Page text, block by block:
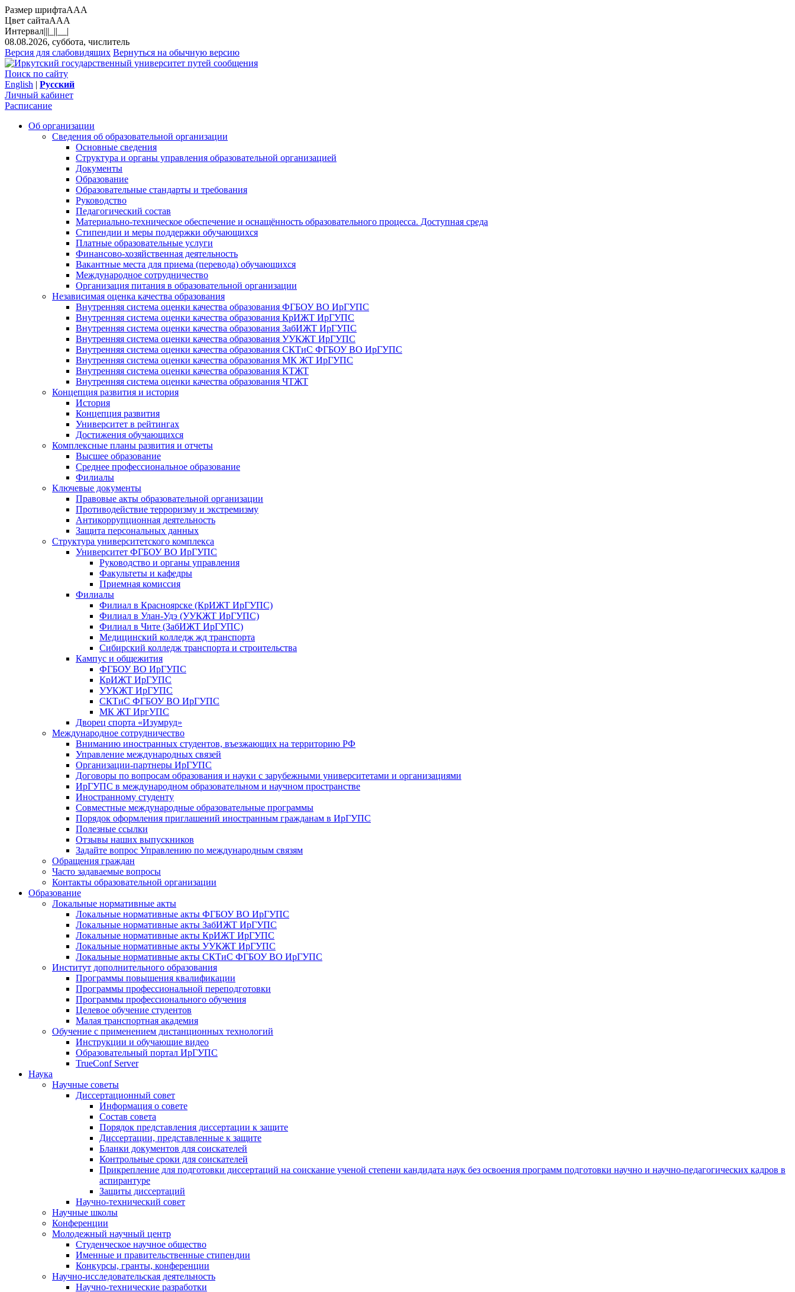
Размер шрифтаAAA
Цвет сайтаAAA
Интервал|||_||__|
08.08.2026, суббота, числитель
Версия для слабовидящих Вернуться на обычную версию
Поиск по сайту
English | Русский
Личный кабинет
Расписание
Об организации
Сведения об образовательной организации
Основные сведения
Структура и органы управления образовательной организацией
Документы
Образование
Образовательные стандарты и требования
Руководство
Педагогический состав
Материально-техническое обеспечение и оснащённость образовательного процесса. Доступная среда
Стипендии и меры поддержки обучающихся
Платные образовательные услуги
Финансово-хозяйственная деятельность
Вакантные места для приема (перевода) обучающихся
Международное сотрудничество
Организация питания в образовательной организации
Независимая оценка качества образования
Внутренняя система оценки качества образования ФГБОУ ВО ИрГУПС
Внутренняя система оценки качества образования КрИЖТ ИрГУПС
Внутренняя система оценки качества образования ЗабИЖТ ИрГУПС
Внутренняя система оценки качества образования УУКЖТ ИрГУПС
Внутренняя система оценки качества образования СКТиС ФГБОУ ВО ИрГУПС
Внутренняя система оценки качества образования МК ЖТ ИрГУПС
Внутренняя система оценки качества образования КТЖТ
Внутренняя система оценки качества образования ЧТЖТ
Концепция развития и история
История
Концепция развития
Университет в рейтингах
Достижения обучающихся
Комплексные планы развития и отчеты
Высшее образование
Среднее профессиональное образование
Филиалы
Ключевые документы
Правовые акты образовательной организации
Противодействие терроризму и экстремизму
Антикоррупционная деятельность
Защита персональных данных
Структура университетского комплекса
Университет ФГБОУ ВО ИрГУПС
Руководство и органы управления
Факультеты и кафедры
Приемная комиссия
Филиалы
Филиал в Красноярске (КрИЖТ ИрГУПС)
Филиал в Улан-Удэ (УУКЖТ ИрГУПС)
Филиал в Чите (ЗабИЖТ ИрГУПС)
Медицинский колледж жд транспорта
Сибирский колледж транспорта и строительства
Кампус и общежития
ФГБОУ ВО ИрГУПС
КрИЖТ ИрГУПС
УУКЖТ ИрГУПС
СКТиС ФГБОУ ВО ИрГУПС
МК ЖТ ИргУПС
Дворец спорта «Изумруд»
Международное сотрудничество
Вниманию иностранных студентов, въезжающих на территорию РФ
Управление международных связей
Организации-партнеры ИрГУПС
Договоры по вопросам образования и науки с зарубежными университетами и организациями
ИрГУПС в международном образовательном и научном пространстве
Иностранному студенту
Совместные международные образовательные программы
Порядок оформления приглашений иностранным гражданам в ИрГУПС
Полезные ссылки
Отзывы наших выпускников
Задайте вопрос Управлению по международным связям
Обращения граждан
Часто задаваемые вопросы
Контакты образовательной организации
Образование
Локальные нормативные акты
Локальные нормативные акты ФГБОУ ВО ИрГУПС
Локальные нормативные акты ЗабИЖТ ИрГУПС
Локальные нормативные акты КрИЖТ ИрГУПС
Локальные нормативные акты УУКЖТ ИрГУПС
Локальные нормативные акты СКТиС ФГБОУ ВО ИрГУПС
Институт дополнительного образования
Программы повышения квалификации
Программы профессиональной переподготовки
Программы профессионального обучения
Целевое обучение студентов
Малая транспортная академия
Обучение с применением дистанционных технологий
Инструкции и обучающие видео
Образовательный портал ИрГУПС
TrueConf Server
Наука
Научные советы
Диссертационный совет
Информация о совете
Состав совета
Порядок представления диссертации к защите
Диссертации, представленные к защите
Бланки документов для соискателей
Контрольные сроки для соискателей
Прикрепление для подготовки диссертаций на соискание ученой степени кандидата наук без освоения программ подготовки научно и научно-педагогических кадров в
аспирантуре
Защиты диссертаций
Научно-технический совет
Научные школы
Конференции
Молодежный научный центр
Студенческое научное общество
Именные и правительственные стипендии
Конкурсы, гранты, конференции
Научно-исследовательская деятельность
Научно-технические разработки